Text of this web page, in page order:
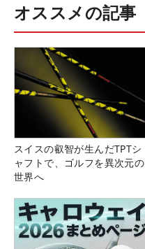
オススメの記事
スイスの叡智が生んだTPTシ
ャフトで、ゴルフを異次元の
世界へ